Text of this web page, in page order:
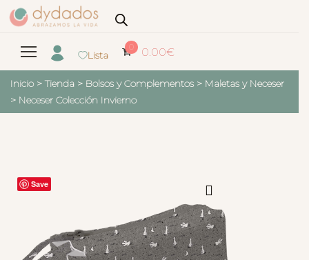
Lista
0 0.00€
Inicio > Tienda > Bolsos y Complementos > Maletas y Neceser
> Neceser Colección Invierno
Save